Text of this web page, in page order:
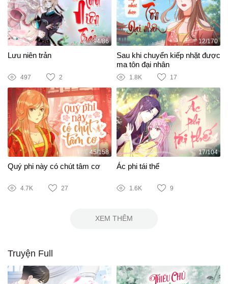
94/86
Lưu niên trản
497 2
12/170
Sau khi chuyển kiếp nhặt được
ma tôn đại nhân
1.8K 17
45/158
Quý phi này có chút tâm cơ
4.7K 27
17/104
Ác phi tái thế
1.6K 9
XEM THÊM
Truyện Full